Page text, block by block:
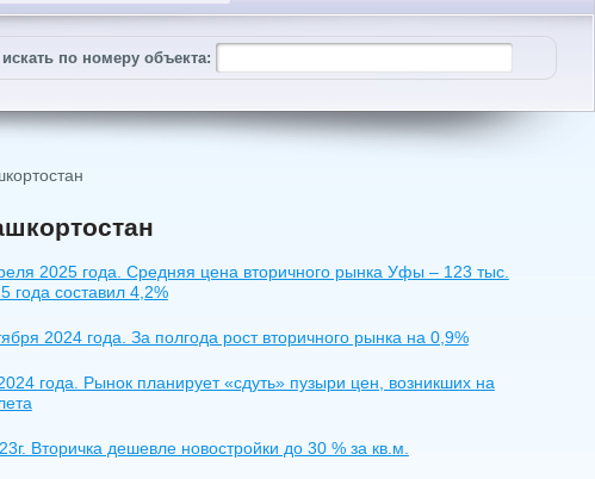
искать по номеру объекта:
2025 года. Средняя цена вторичного рынка Уфы – 123 тыс.
года составил 4,2%
2024 года. За полгода рост вторичного рынка на 0,9%
года. Рынок планирует «сдуть» пузыри цен, возникших на
Вторичка дешевле новостройки до 30 % за кв.м.